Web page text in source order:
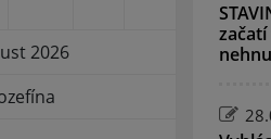
2026